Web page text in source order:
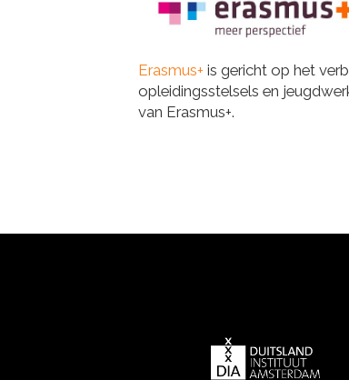
Erasmus+ is gericht op het
opleidingsstelsels en
van Erasmus+.